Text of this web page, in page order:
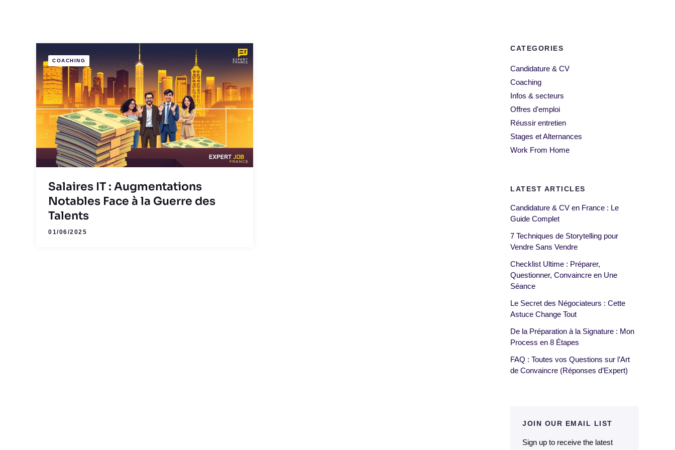
COACHING
Salaires IT : Augmentations
Notables Face à la Guerre des
Talents
01/06/2025
CATEGORIES
Candidature & CV
Coaching
Infos & secteurs
Offres d'emploi
Réussir entretien
Stages et Alternances
Work From Home
LATEST ARTICLES
Candidature & CV en France : Le
Guide Complet
7 Techniques de Storytelling pour
Vendre Sans Vendre
Checklist Ultime : Préparer,
Questionner, Convaincre en Une
Séance
Le Secret des Négociateurs : Cette
Astuce Change Tout
De la Préparation à la Signature : Mon
Process en 8 Étapes
FAQ : Toutes vos Questions sur l’Art
de Convaincre (Réponses d’Expert)
JOIN OUR EMAIL LIST
Sign up to receive the latest